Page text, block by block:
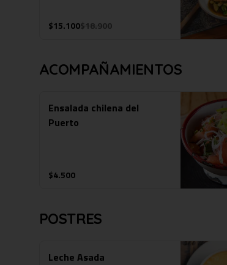
$15.100$18.900
ACOMPAÑAMIENTOS
Ensalada chilena del
Puerto
$4.500
POSTRES
Leche Asada